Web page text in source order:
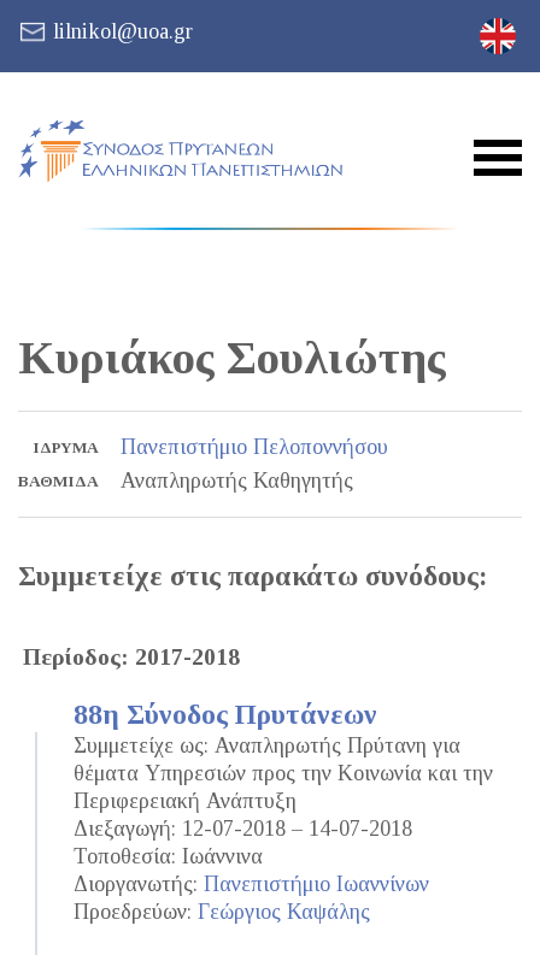
lilnikol@uoa.gr
Κυριάκος Σουλιώτης
ΊΔΡΥΜΑ Πανεπιστήμιο Πελοποννήσου
ΒΑΘΜΊΔΑ Αναπληρωτής Καθηγητής
Συμμετείχε στις παρακάτω συνόδους:
Περίοδος: 2017-2018
88η Σύνοδος Πρυτάνεων
Συμμετείχε ως: Αναπληρωτής Πρύτανη για
θέματα Υπηρεσιών προς την Κοινωνία και την
Περιφερειακή Ανάπτυξη
Διεξαγωγή: 12-07-2018 – 14-07-2018
Τοποθεσία: Ιωάννινα
Διοργανωτής: Πανεπιστήμιο Ιωαννίνων
Προεδρεύων: Γεώργιος Καψάλης